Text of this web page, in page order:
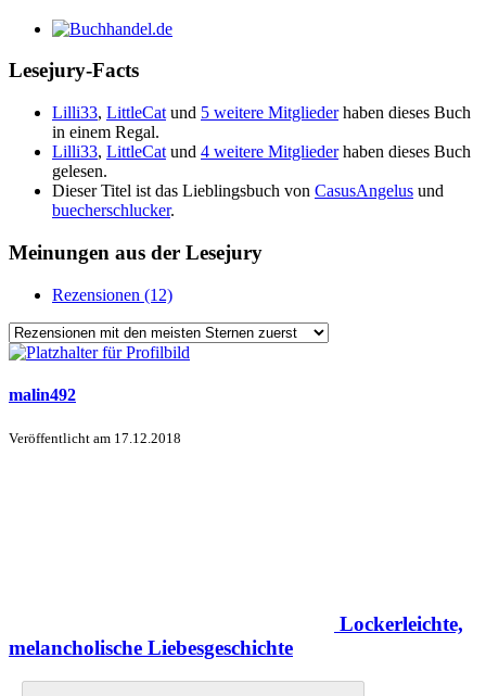
Lesejury-Facts
Lilli33, LittleCat und 5 weitere Mitgliederhaben dieses Buch
in einem Regal.
Lilli33, LittleCat und 4 weitere Mitgliederhaben dieses Buch
gelesen.
Dieser Titel ist das Lieblingsbuch von CasusAngelus und
buecherschlucker.
Meinungen aus der Lesejury
Rezensionen (12)
malin492
Veröffentlicht am 17.12.2018
Lockerleichte,
melancholische Liebesgeschichte